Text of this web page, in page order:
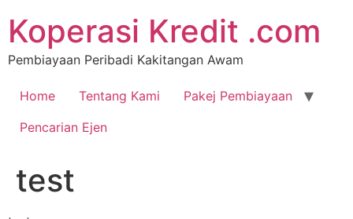
Koperasi Kredit .com
Pembiayaan Peribadi Kakitangan Awam
Home Tentang Kami
Pakej Pembiayaan
Pencarian Ejen
test